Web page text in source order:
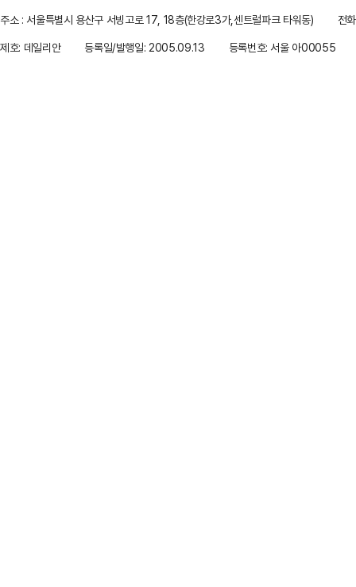
주소 : 서울특별시 용산구 서빙고로 17, 18층(한강로3가,센트럴파크 타워동)
전
제호: 데일리안
등록일/발행일: 2005.09.13 등록번호: 서울 아00055